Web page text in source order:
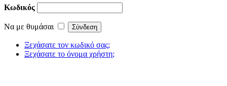
Κωδικός
Να με θυμάσαι
Ξεχάσατε τον κωδικό σας;
Ξεχάσατε το όνομα χρήστη;